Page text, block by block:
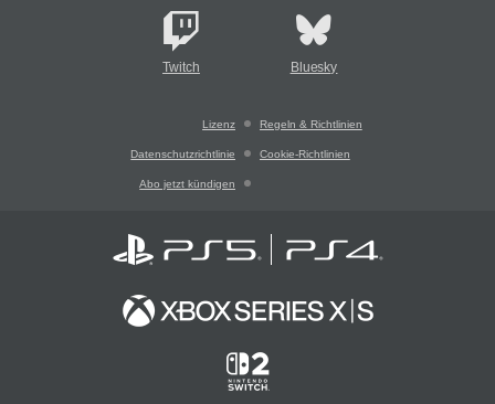
Twitch Bluesky
Lizenz Regeln & Richtlinien
Datenschutzrichtlinie Cookie-Richtlinien
Abo jetzt kündigen